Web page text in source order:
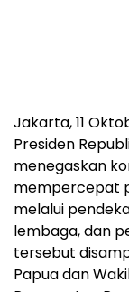
Jakarta, 11
Presiden
menegaskan
mempercepat
melalui
lembaga, dan
tersebut
Papua dan